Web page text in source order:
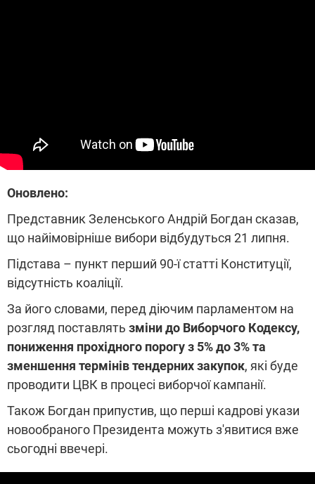
Оновлено:
Представник Зеленського Андрій Богдан сказав,
що найімовірніше вибори відбудуться 21 липня.
Підстава – пункт перший 90-ї статті Конституції,
відсутність коаліції.
За його словами, перед діючим парламентом на
розгляд поставлять зміни до Виборчого Кодексу,
пониження прохідного порогу з 5% до 3% та
зменшення термінів тендерних закупок, які буде
проводити ЦВК в процесі виборчої кампанії.
Також Богдан припустив, що перші кадрові укази
новообраного Президента можуть з'явитися вже
сьогодні ввечері.